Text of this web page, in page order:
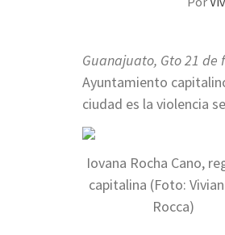
Guanajuato, Gto 21 de
Ayuntamiento
ciudad es la violencia
Iovana Rocha Cano,
capitalina (Foto:
Rocca)